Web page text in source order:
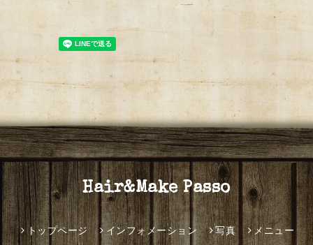
Hair&Make Passo
トップページ インフォメーション 写真 メニュー